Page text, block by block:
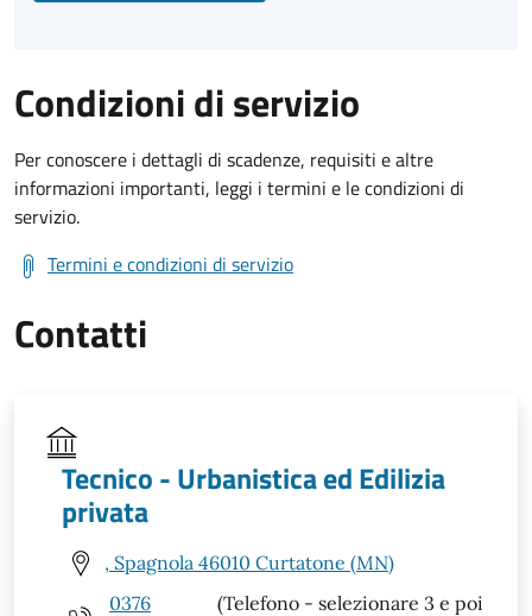
Condizioni di servizio
Per conoscere i dettagli di scadenze, requisiti e altre
informazioni importanti, leggi i termini e le condizioni di
servizio.
Termini e condizioni di servizio
Contatti
Tecnico - Urbanistica ed Edilizia
privata
, Spagnola 46010 Curtatone (MN)
0376
(Telefono - selezionare 3 e poi